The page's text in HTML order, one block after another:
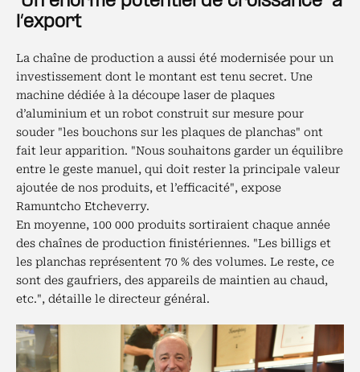
l’export
La chaîne de production a aussi été modernisée pour un
investissement dont le montant est tenu secret. Une
machine dédiée à la découpe laser de plaques
d’aluminium et un robot construit sur mesure pour
souder "les bouchons sur les plaques de planchas" ont
fait leur apparition. "Nous souhaitons garder un équilibre
entre le geste manuel, qui doit rester la principale valeur
ajoutée de nos produits, et l’efficacité", expose
Ramuntcho Etcheverry.
En moyenne, 100 000 produits sortiraient chaque année
des chaînes de production finistériennes. "Les billigs et
les planchas représentent 70 % des volumes. Le reste, ce
sont des gaufriers, des appareils de maintien au chaud,
etc.", détaille le directeur général.